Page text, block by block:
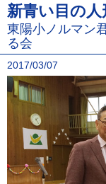
新青い目の人
東陽小ノルマン
る会
2017/03/07